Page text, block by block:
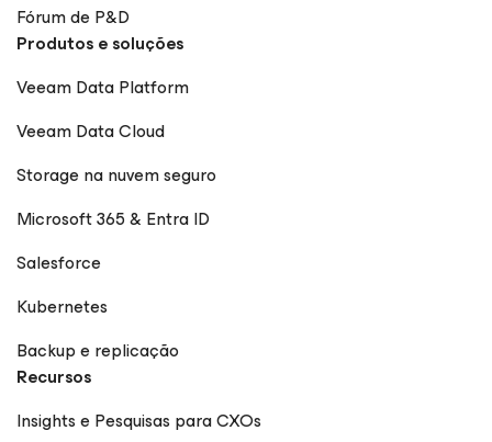
Fórum de P&D
Produtos e soluções
Veeam Data Platform
Veeam Data Cloud
Storage na nuvem seguro
Microsoft 365 & Entra ID
Salesforce
Kubernetes
Backup e replicação
Recursos
Insights e Pesquisas para CXOs